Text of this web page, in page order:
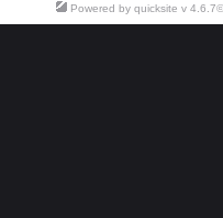
Powered by quicksite v